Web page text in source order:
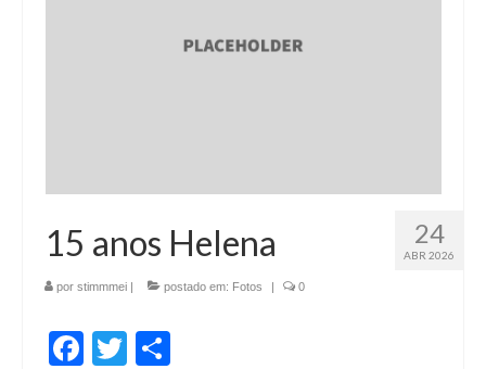
24
ABR 2026
15 anos Helena
por stimmmei | postado em: Fotos | 0
Facebook
Twitter